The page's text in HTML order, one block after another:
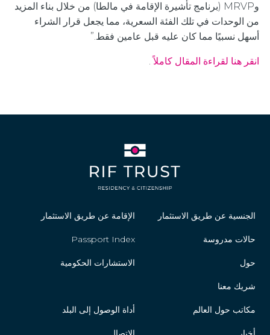
وMRVP (برنامج تأشيرة الإقامة في مالطا) من خلال بناء المزيد
من الوحدات في تلك الفئة السعرية، مما يجعل قرار الشراء
أسهل نسبيًا مما كان عليه قبل عامين فقط.”
انقر هنا لقراءة المقال كاملاً.
الجنسية عن طريق الاستثمار الإقامة عن طريق الاستثمار
حالات مدروسة Passport Index
حول الاستشارات الحكومية
شريك معنا
مكاتب حول العالم أداة الوصول إلى البلد